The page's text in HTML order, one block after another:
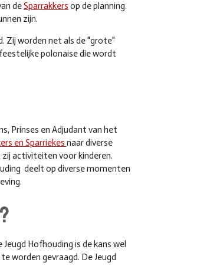
deSparrakkers op de planning.
zijn.
Zij worden net als de "grote"
polonaise die wordt
Prinses en Adjudant van het
en Sparriekes naar diverse
activiteiten voor kinderen.
deelt op diverse momenten
Hofhouding is de kans wel
worden gevraagd. De Jeugd